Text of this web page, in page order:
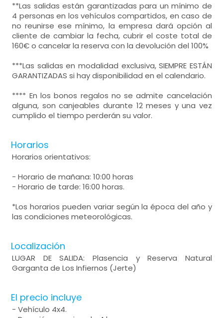
**Las salidas están garantizadas para un mínimo de
4 personas en los vehículos compartidos, en caso de
no reunirse ese mínimo, la empresa dará opción al
cliente de cambiar la fecha, cubrir el coste total de
160€ o cancelar la reserva con la devolución del 100%
***Las salidas en modalidad exclusiva, SIEMPRE ESTÁN
GARANTIZADAS si hay disponibilidad en el calendario.
**** En los bonos regalos no se admite cancelación
alguna, son canjeables durante 12 meses y una vez
cumplido el tiempo perderán su valor.
Horarios
Horarios orientativos:
- Horario de mañana: 10:00 horas
- Horario de tarde: 16:00 horas.
*Los horarios pueden variar según la época del año y
las condiciones meteorológicas.
Localización
LUGAR DE SALIDA: Plasencia y Reserva Natural
Garganta de Los Infiernos (Jerte)
El precio incluye
- Vehículo 4x4.